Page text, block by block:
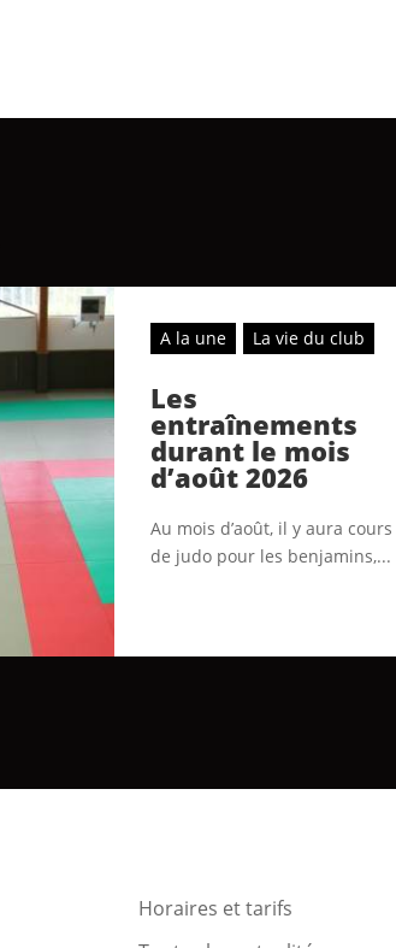
A la une La vie du club
Les
entraînements
durant le mois
d’août 2026
Au mois d’août, il y aura cours
de judo pour les benjamins,...
Horaires et tarifs